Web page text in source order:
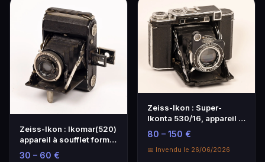
Zeiss-Ikon : Ikomar(520)
appareil à soufflet format
4,5x6cm, obj. Carl Zeiss
30 – 60 €
Zeiss-Ikon : Super-
Ikonta 530/16, appareil à
visée télémètrique 6x6
sur film 120 avec obj.
Carl Zeiss Jena 2,8/8cm
80 – 150 €
📅 Invendu le 26/06/2026